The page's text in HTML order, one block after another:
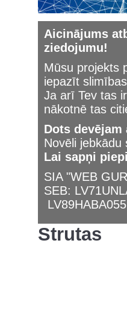
Aicinājums
ziedojumu!
Mūsu projekts
iepazīt
Ja arī Tev tas
nākotnē tas
Dots
Novēli
Lai sapņi
SIA "WEB
SEB:
Strutas